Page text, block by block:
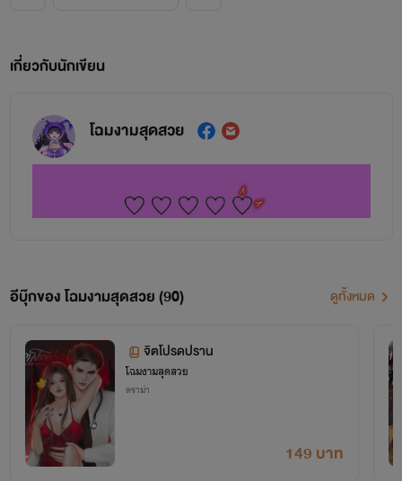
เกี่ยวกับนักเขียน
โฉมงามสุดสวย
อีบุ๊กของ โฉมงามสุดสวย (90) ดูทั้งหมด
จิตโปรดปราน
โฉมงามสุดสวย
ดราม่า
149 บาท